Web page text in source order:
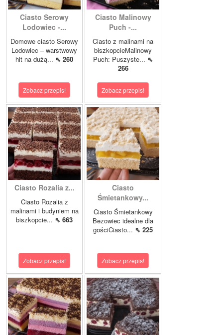
Ciasto Serowy
Lodowiec -...
Domowe ciasto Serowy
Lodowiec – warstwowy
hit na dużą... ⇖ 260
Zobacz przepis!
Ciasto Malinowy
Puch -...
Ciasto z malinami na
biszkopcieMalinowy
Puch: Puszyste... ⇖
266
Zobacz przepis!
Ciasto Rozalia z...
Ciasto Rozalia z
malinami i budyniem na
biszkopcie... ⇖ 663
Zobacz przepis!
Ciasto
Śmietankowy...
Ciasto Śmietankowy
Bezowiec idealne dla
gościCiasto... ⇖ 225
Zobacz przepis!